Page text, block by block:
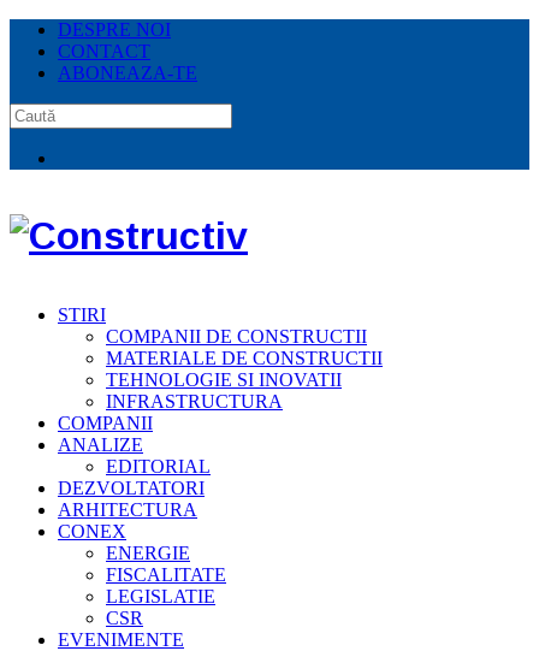
DESPRE NOI
CONTACT
ABONEAZA-TE
STIRI
COMPANII DE CONSTRUCTII
MATERIALE DE CONSTRUCTII
TEHNOLOGIE SI INOVATII
INFRASTRUCTURA
COMPANII
ANALIZE
EDITORIAL
DEZVOLTATORI
ARHITECTURA
CONEX
ENERGIE
FISCALITATE
LEGISLATIE
CSR
EVENIMENTE